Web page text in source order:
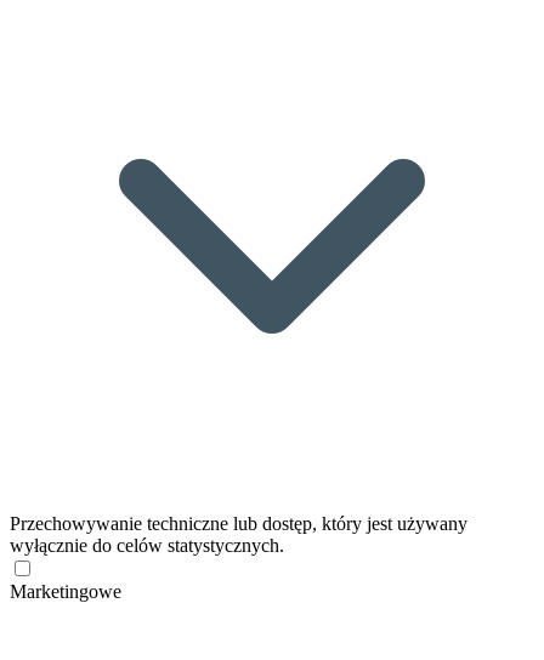
Przechowywanie techniczne lub dostęp, który jest używany
wyłącznie do celów statystycznych.
Marketingowe